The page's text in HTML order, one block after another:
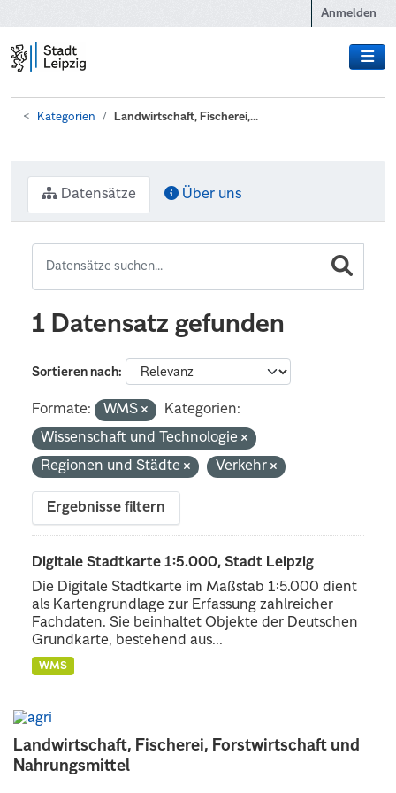
Anmelden
Kategorien Landwirtschaft, Fischerei,...
Landwirtschaft, Fischerei, Forstwirtschaft und
Nahrungsmittel
Datensätze Über uns
1 Datensatz gefunden
Sortieren nach
Formate: WMS
Kategorien:
Wissenschaft und Technologie
Regionen und Städte
Verkehr
Ergebnisse filtern
Digitale Stadtkarte 1:5.000, Stadt Leipzig
Die Digitale Stadtkarte im Maßstab 1:5.000 dient
als Kartengrundlage zur Erfassung zahlreicher
Fachdaten. Sie beinhaltet Objekte der Deutschen
Grundkarte, bestehend aus...
WMS